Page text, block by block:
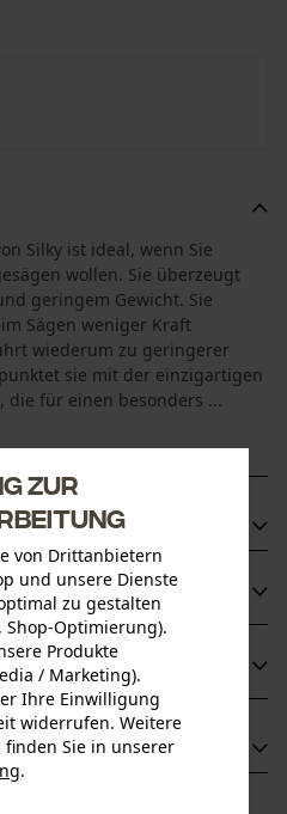
Silky ist ideal, wenn Sie
wollen. Sie überzeugt
geringem Gewicht. Sie
Sägen weniger Kraft
wiederum zu geringerer
sie mit der einzigartigen
die für einen besonders ...
mit Teleskopstange
Krafteinwirkung
zwei Sicheln
zur
von Drittanbietern
und unsere Dienste
zu gestalten
Optimierung).
Produkte
/ Marketing).
Ihre Einwilligung
widerrufen. Weitere
Sie in unserer
.